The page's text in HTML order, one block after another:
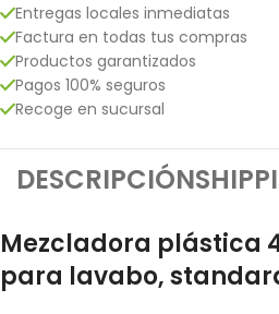
Entregas locales inmediatas
Factura en todas tus compras
Productos garantizados
Pagos 100% seguros
Recoge en sucursal
DESCRIPCIÓN
Mezcladora plástica
para lavabo,